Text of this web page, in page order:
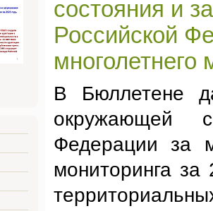
состояния и
Российской
многолетнего
В Бюллетене
окружающей
Федерации за
мониторинга